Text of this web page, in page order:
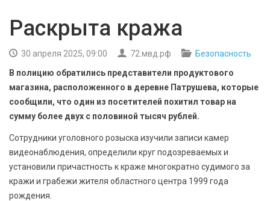
БЕЗОПАСНОСТЬ
СПОРТ
АРХИВ PDF
Раскрыта кража
30 апреля 2025, 09:00 72.мвд.рф
Безопасность
В полицию обратились представители продуктового
магазина, расположенного в деревне Патрушева, которые
сообщили, что один из посетителей похитил товар на
сумму более двух с половиной тысяч рублей.
Сотрудники уголовного розыска изучили записи камер
видеонаблюдения, определили круг подозреваемых и
установили причастность к краже многократно судимого за
кражи и грабежи жителя областного центра 1999 года
рождения.